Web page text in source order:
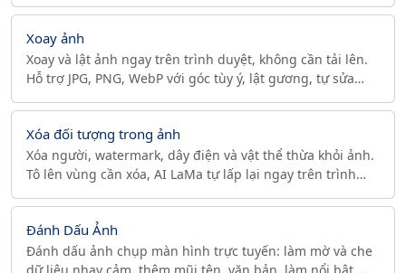
Xoay ảnh
Xoay và lật ảnh ngay trên trình duyệt, không cần tải lên.
Hỗ trợ JPG, PNG, WebP với góc tùy ý, lật gương, tự sửa
Xóa đối tượng trong ảnh
Xóa người, watermark, dây điện và vật thể thừa khỏi ảnh.
Tô lên vùng cần xóa, AI LaMa tự lấp lại ngay trên trình
Đánh Dấu Ảnh
Đánh dấu ảnh chụp màn hình trực tuyến: làm mờ và che